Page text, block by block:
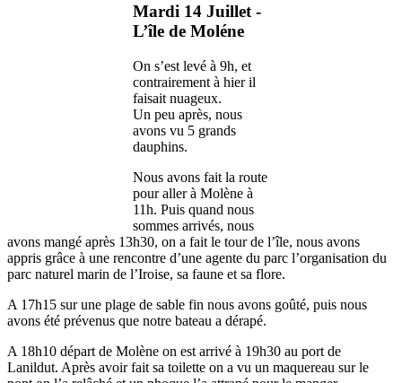
Mardi 14 Juillet -
L’île de Moléne
On s’est levé à 9h, et
contrairement à hier il
faisait nuageux.
Un peu après, nous
avons vu 5 grands
dauphins.
Nous avons fait la route
pour aller à Molène à
11h. Puis quand nous
sommes arrivés, nous
avons mangé après 13h30, on a fait le tour de l’île, nous avons
appris grâce à une rencontre d’une agente du parc l’organisation du
parc naturel marin de l’Iroise, sa faune et sa flore.
A 17h15 sur une plage de sable fin nous avons goûté, puis nous
avons été prévenus que notre bateau a dérapé.
A 18h10 départ de Molène on est arrivé à 19h30 au port de
Lanildut. Après avoir fait sa toilette on a vu un maquereau sur le